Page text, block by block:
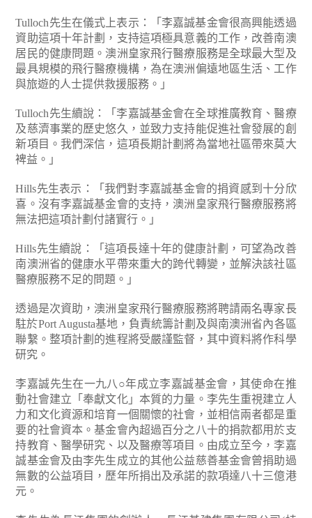
Tulloch先生在儀式上表示：「李嘉誠基金會很高興能透過
資助這項十年計劃，支持這項極具意義的工作，改善南澳
居民的健康問題。澳洲皇家飛行醫療服務是全球最大型及
最具規模的飛行醫療機構，為在澳洲偏遠地區生活、工作
與旅遊的人士提供救援服務。」
Tulloch先生續說：「李嘉誠基金會在全球推廣教育、醫療
及慈濟事業的歷史悠久，並致力支持能促進社會發展的創
新項目。我們深信，這項長期計劃將為當地社區帶來莫大
裨益。」
Hills先生表示：「我們對李嘉誠基金會的捐資感到十分欣
喜。沒有李嘉誠基金會的支持，澳洲皇家飛行醫療服務將
無法把這項計劃付諸實行。」
Hills先生續說：「這項長達十年的健康計劃，可望為改善
南澳洲省的健康水平帶來重大的跨代轉變，並解決該社區
醫療服務不足的問題。」
透過是次資助，澳洲皇家飛行醫療服務將聘請兩名專家長
駐於Port Augusta基地，負責統籌計劃及與南澳洲省內各區
聯繫。整項計劃的進程將受嚴謹監督，其中資料將作科學
研究。
李嘉誠先生在一九八○年成立李嘉誠基金會，其使命在推
動社會建立「奉獻文化」本質的力量。李先生重視建立人
力和文化資源和培育一個關懷的社會，並相信兩者都是重
要的社會資本。基金會內超過百分之八十的捐款都用於支
持教育、醫學研究、以及醫療等項目。由成立至今，李嘉
誠基金會及由李先生成立的其他公益慈善基金會曾捐助過
無數的公益項目，歷年所捐出及承諾的款項達八十三億港
元。